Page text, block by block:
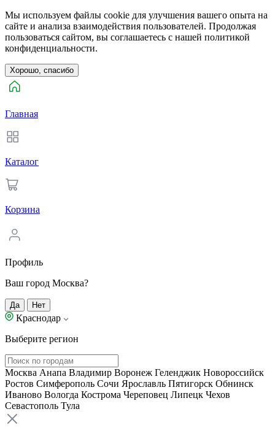
Мы используем файлы cookie для улучшения вашего опыта на
сайте и анализа взаимодействия пользователей. Продолжая
пользоваться сайтом, вы соглашаетесь с нашей политикой
конфиденциальности.
Хорошо, спасибо
Главная
Каталог
Корзина
Профиль
Ваш город Москва?
Да Нет
Краснодар
Выберите регион
Москва Анапа Владимир Воронеж Геленджик Новороссийск
Ростов Симферополь Сочи Ярославль Пятигорск Обнинск
Иваново Вологда Кострома Череповец Липецк Чехов
Севастополь Тула